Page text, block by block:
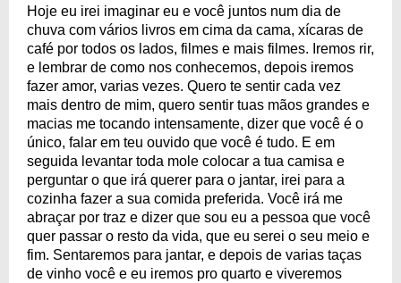
Hoje eu irei imaginar eu e você juntos num dia de
chuva com vários livros em cima da cama, xícaras de
café por todos os lados, filmes e mais filmes. Iremos rir,
e lembrar de como nos conhecemos, depois iremos
fazer amor, varias vezes. Quero te sentir cada vez
mais dentro de mim, quero sentir tuas mãos grandes e
macias me tocando intensamente, dizer que você é o
único, falar em teu ouvido que você é tudo. E em
seguida levantar toda mole colocar a tua camisa e
perguntar o que irá querer para o jantar, irei para a
cozinha fazer a sua comida preferida. Você irá me
abraçar por traz e dizer que sou eu a pessoa que você
quer passar o resto da vida, que eu serei o seu meio e
fim. Sentaremos para jantar, e depois de varias taças
de vinho você e eu iremos pro quarto e viveremos